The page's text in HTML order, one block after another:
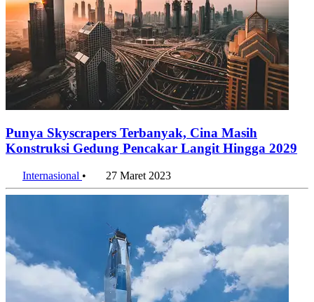
Punya Skyscrapers Terbanyak, Cina Masih
Konstruksi Gedung Pencakar Langit Hingga 2029
Internasional • 27 Maret 2023